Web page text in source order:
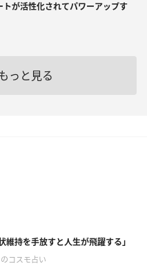
が活性化されてパワーアップす
っと見る
維持を手放すと人生が飛躍する」
コスモ占い